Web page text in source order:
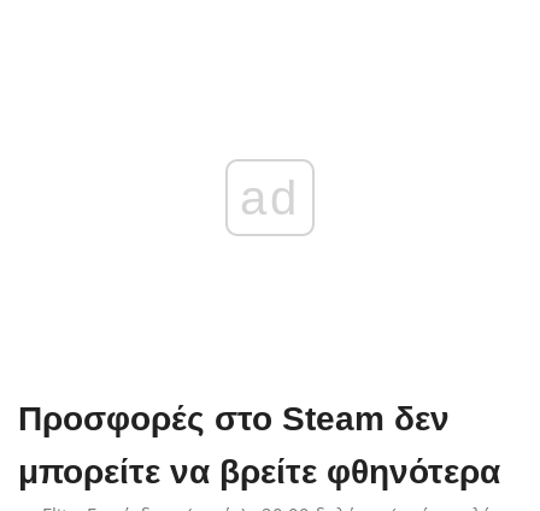
ad
Προσφορές στο Steam δεν
μπορείτε να βρείτε φθηνότερα